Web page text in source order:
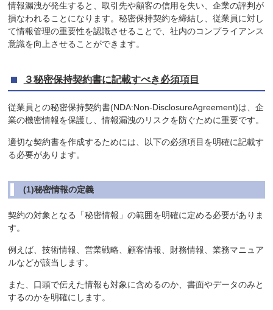
情報漏洩が発生すると、取引先や顧客の信用を失い、企業の評判が
損なわれることになります。秘密保持契約を締結し、従業員に対し
て情報管理の重要性を認識させることで、社内のコンプライアンス
意識を向上させることができます。
３秘密保持契約書に記載すべき必須項目
従業員との秘密保持契約書(NDA:Non-DisclosureAgreement)は、企
業の機密情報を保護し、情報漏洩のリスクを防ぐために重要です。
適切な契約書を作成するためには、以下の必須項目を明確に記載す
る必要があります。
(1)秘密情報の定義
契約の対象となる「秘密情報」の範囲を明確に定める必要がありま
す。
例えば、技術情報、営業戦略、顧客情報、財務情報、業務マニュア
ルなどが該当します。
また、口頭で伝えた情報も対象に含めるのか、書面やデータのみと
するのかを明確にします。